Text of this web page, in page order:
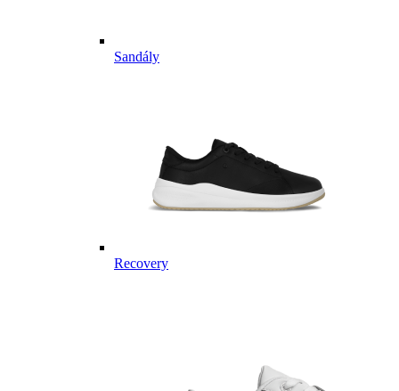
Sandály
Recovery